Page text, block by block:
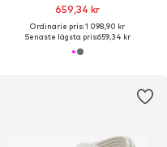
659,34 kr
Ordinarie pris: 1 098,90 kr
Senaste lägsta pris:659,34 kr